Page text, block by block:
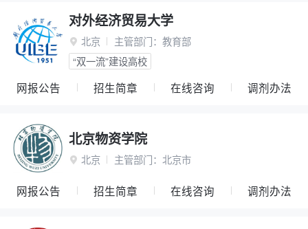
对外经济贸易大学
 北京 主管部门： 教育部
“双一流”建设高校
网报公告 招生简章 在线咨询 调剂办法
北京物资学院
 北京 主管部门： 北京市
网报公告 招生简章 在线咨询 调剂办法